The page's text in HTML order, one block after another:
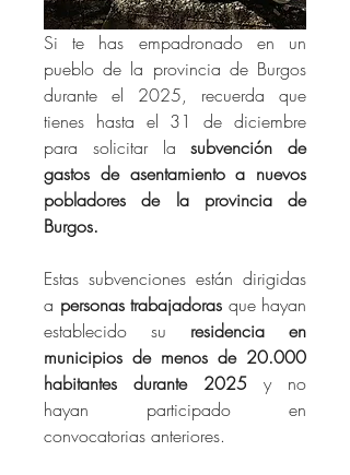
Si te has empadronado en un
pueblo de la provincia de Burgos
durante el 2025, recuerda que
tienes hasta el 31 de diciembre
para solicitar la subvención de
gastos de asentamiento a nuevos
pobladores de la provincia de
Burgos.
Estas subvenciones están dirigidas
a personas trabajadoras que hayan
establecido su residencia en
municipios de menos de 20.000
habitantes durante 2025 y no
hayan participado en
convocatorias anteriores.